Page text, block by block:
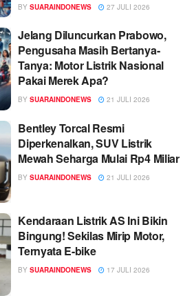
BY SUARAINDONEWS 27 JULI 2026
Jelang Diluncurkan Prabowo,
Pengusaha Masih Bertanya-
Tanya: Motor Listrik Nasional
Pakai Merek Apa?
BY SUARAINDONEWS 21 JULI 2026
Bentley Torcal Resmi
Diperkenalkan, SUV Listrik
Mewah Seharga Mulai Rp4 Miliar
BY SUARAINDONEWS 21 JULI 2026
Kendaraan Listrik AS Ini Bikin
Bingung! Sekilas Mirip Motor,
Ternyata E-bike
BY SUARAINDONEWS 17 JULI 2026